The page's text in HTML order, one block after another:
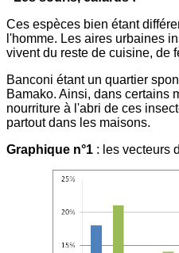
Ces espèces bien étant
l'homme. Les aires urbaines
vivent du reste de cuisine, de
Banconi étant un quartier
Bamako. Ainsi, dans certains
nourriture à l'abri de ces
partout dans les maisons.
Graphique n°1 : les vecteurs